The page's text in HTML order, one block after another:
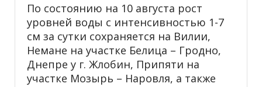
По состоянию на 10 августа рост
уровней воды с интенсивностью 1-7
см за сутки сохраняется на Вилии,
Немане на участке Белица – Гродно,
Днепре у г. Жлобин, Припяти на
участке Мозырь – Наровля, а также